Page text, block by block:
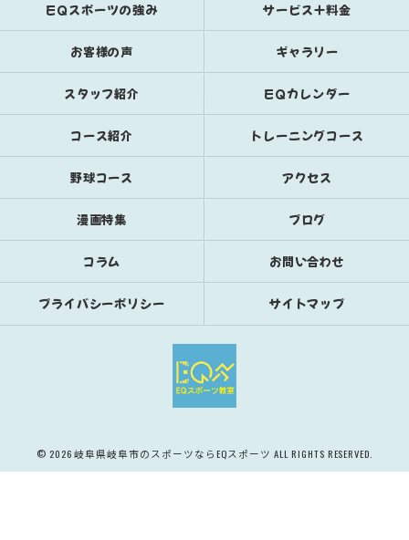
EQスポーツの強み サービス＋料金
お客様の声 ギャラリー
スタッフ紹介 EQカレンダー
コース紹介 トレーニングコース
野球コース アクセス
漫画特集 ブログ
コラム お問い合わせ
プライバシーポリシー サイトマップ
© 2026 岐阜県岐阜市のスポーツならEQスポーツ ALL RIGHTS RESERVED.